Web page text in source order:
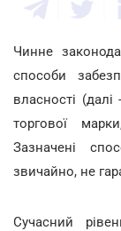
Чинне
способи
власності
торгової
Зазначені
звичайно, не
Сучасний